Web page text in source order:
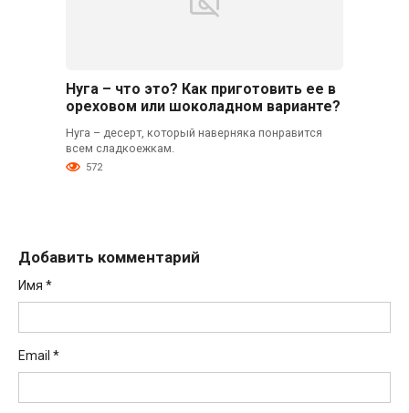
Нуга – что это? Как приготовить ее в
ореховом или шоколадном варианте?
Нуга – десерт, который наверняка понравится
всем сладкоежкам.
572
Добавить комментарий
Имя *
Email *